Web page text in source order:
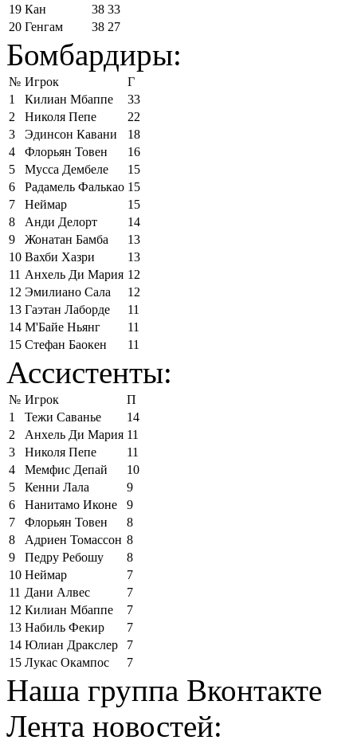
19 Кан 38 33
20 Генгам 38 27
Бомбардиры:
№ Игрок
Г
1
Килиан Мбаппе
33
2
Николя Пепе
22
3
Эдинсон Кавани
18
4
Флорьян Товен
16
5
Мусса Дембеле
15
6
Радамель Фалькао 15
7
Неймар
15
8
Анди Делорт
14
9
Жонатан Бамба
13
10 Вахби Хазри
13
11 Анхель Ди Мария 12
12 Эмилиано Сала
12
13 Гаэтан Лаборде
11
14 М'Байе Ньянг
11
15 Стефан Баокен 11
Ассистенты:
№ Игрок
П
1
Тежи Саванье
14
2
Анхель Ди Мария 11
3
Николя Пепе
11
4
Мемфис Депай
10
5
Кенни Лала
9
6
Нанитамо Иконе
9
7
Флорьян Товен
8
8
Адриен Томассон 8
9
Педру Ребошу
8
10 Неймар
7
11 Дани Алвес
7
12 Килиан Мбаппе
7
13 Набиль Фекир
7
14 Юлиан Дракслер
7
15 Лукас Окампос 7
Наша группа Вконтакте
Лента новостей: